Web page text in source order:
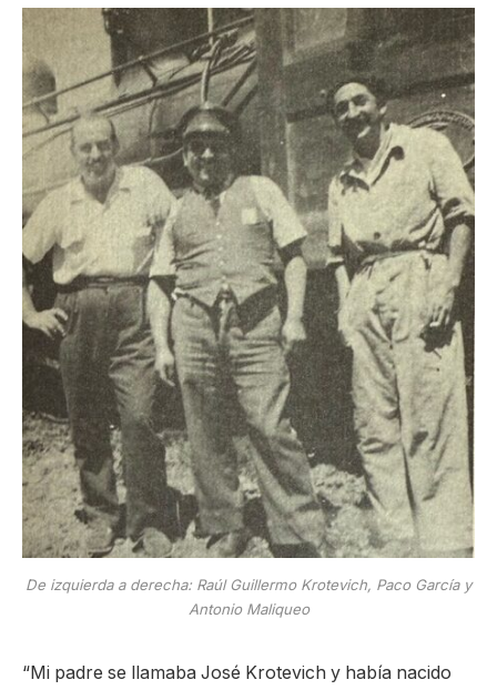
De izquierda a derecha: Raúl Guillermo Krotevich, Paco García y
Antonio Maliqueo
“Mi padre se llamaba José Krotevich y había nacido